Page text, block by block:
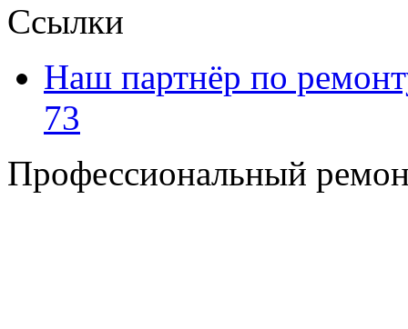
Ссылки
Наш партнёр по
73
Профессиональный